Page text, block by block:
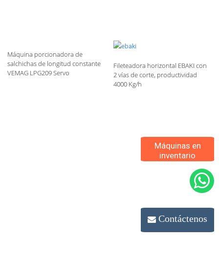
Contáctenos
Máquinas en
inventario
Máquina porcionadora de
salchichas de longitud constante
VEMAG LPG209 Servo
Fileteadora horizontal EBAKI con
2 vías de corte, productividad
4000 Kg/h